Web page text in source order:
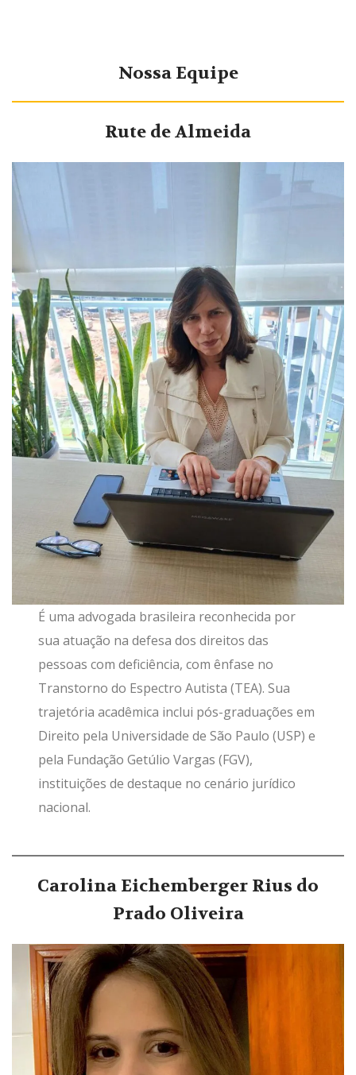
Nossa Equipe
Rute de Almeida
É uma advogada brasileira reconhecida por
sua atuação na defesa dos direitos das
pessoas com deficiência, com ênfase no
Transtorno do Espectro Autista (TEA). Sua
trajetória acadêmica inclui pós-graduações em
Direito pela Universidade de São Paulo (USP) e
pela Fundação Getúlio Vargas (FGV),
instituições de destaque no cenário jurídico
nacional.
Carolina Eichemberger Rius do
Prado Oliveira